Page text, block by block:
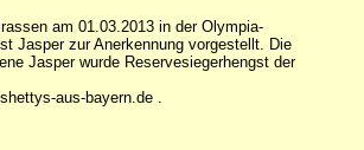
am 01.03.2013 in der Olympia-
Jasper zur Anerkennung vorgestellt. Die
Jasper wurde Reservesiegerhengst der
aus-bayern.de .